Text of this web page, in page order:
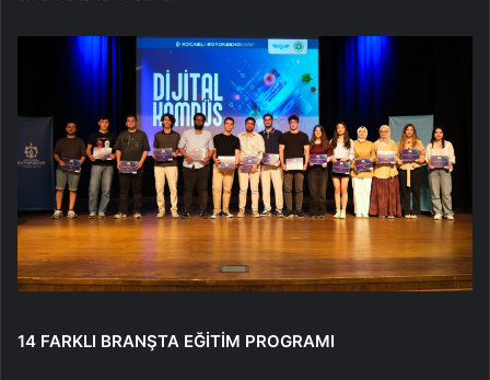
14 FARKLI BRANŞTA EĞİTİM PROGRAMI